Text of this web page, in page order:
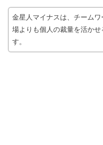
金星人マイナスは、チーム
場よりも個人の裁量を活か
す。